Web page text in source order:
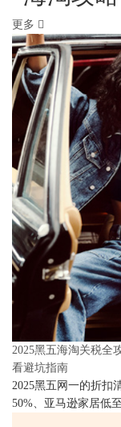
更多
2025黑五海淘关税全
看避坑指南
2025黑五网一的折扣
50%、亚马逊家居低